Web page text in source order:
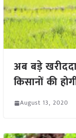
अब बड़े
किसानों की
August 13, 2020